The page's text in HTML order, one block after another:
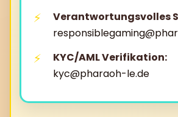
Verantwortungsvolles
KYC/AML Verifikation:
kyc@pharaoh-le.de